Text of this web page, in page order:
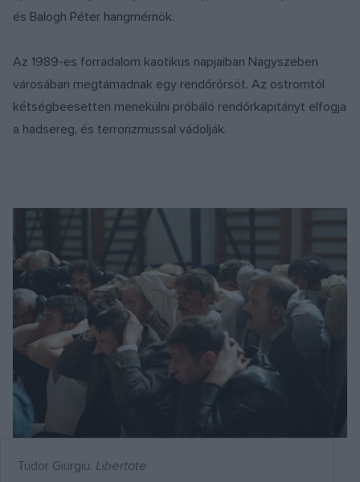
és Balogh Péter hangmérnök.
Az 1989-es forradalom kaotikus napjaiban Nagyszeben
városában megtámadnak egy rendőrőrsöt. Az ostromtól
kétségbeesetten menekülni próbáló rendőrkapitányt elfogja
a hadsereg, és terrorizmussal vádolják.
Tudor Giurgiu: Libertate